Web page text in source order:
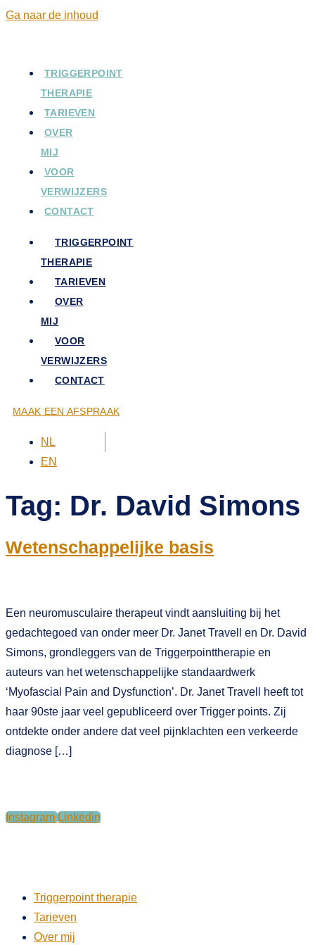
Ga naar de inhoud
TRIGGERPOINT
THERAPIE
TARIEVEN
OVER
MIJ
VOOR
VERWIJZERS
CONTACT
TRIGGERPOINT
THERAPIE
TARIEVEN
OVER
MIJ
VOOR
VERWIJZERS
CONTACT
MAAK EEN AFSPRAAK
NL
EN
Tag: Dr. David Simons
Wetenschappelijke basis
Een neuromusculaire therapeut vindt aansluiting bij het
gedachtegoed van onder meer Dr. Janet Travell en Dr. David
Simons, grondleggers van de Triggerpointtherapie en
auteurs van het wetenschappelijke standaardwerk
‘Myofascial Pain and Dysfunction’. Dr. Janet Travell heeft tot
haar 90ste jaar veel gepubliceerd over Trigger points. Zij
ontdekte onder andere dat veel pijnklachten een verkeerde
diagnose […]
Instagram Linkedin
Triggerpoint therapie
Tarieven
Over mij